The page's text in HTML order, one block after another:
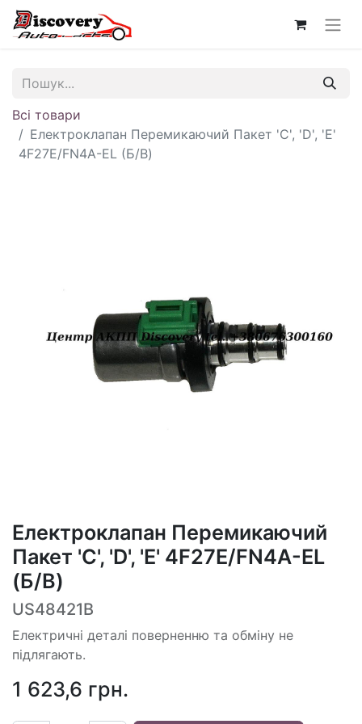
Всі товари
Електроклапан Перемикаючий Пакет 'C', 'D', 'E'
4F27E/FN4A-EL (Б/В)
Електроклапан Перемикаючий
Пакет 'C', 'D', 'E' 4F27E/FN4A-EL
(Б/В)
US48421B
Електричні деталі поверненню та обміну не
підлягають.
1 623,6 грн.